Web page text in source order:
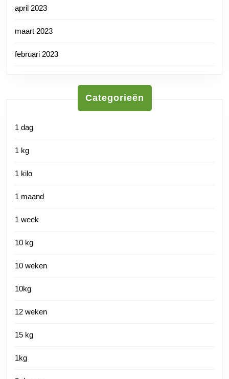
april 2023
maart 2023
februari 2023
Categorieën
1 dag
1 kg
1 kilo
1 maand
1 week
10 kg
10 weken
10kg
12 weken
15 kg
1kg